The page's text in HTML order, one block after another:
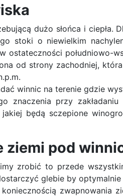
dużo słońca i ciepła.
stoki o niewielkim
ostateczności południowo-
od strony zachodniej,
winnic na terenie gdzie
znaczenia przy
będą sczepione
ziemi pod
zrobić to przede
glebie by
zwapnowania